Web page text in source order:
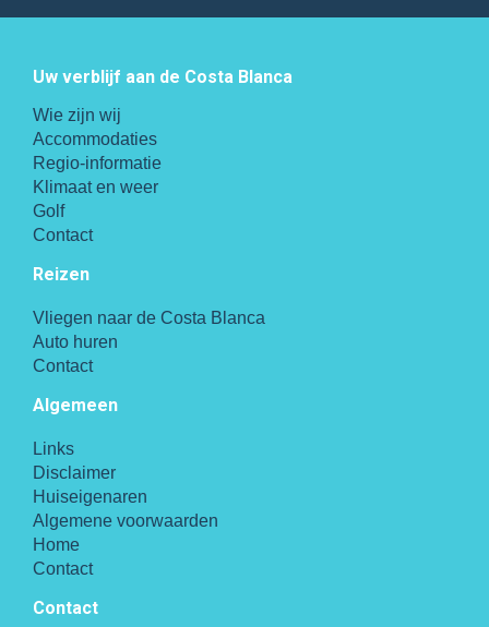
Uw verblijf aan de Costa Blanca
Wie zijn wij
Accommodaties
Regio-informatie
Klimaat en weer
Golf
Contact
Reizen
Vliegen naar de Costa Blanca
Auto huren
Contact
Algemeen
Links
Disclaimer
Huiseigenaren
Algemene voorwaarden
Home
Contact
Contact